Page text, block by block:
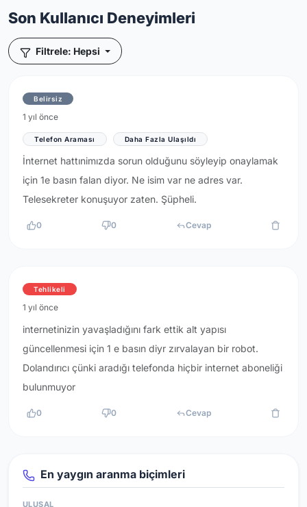
Son Kullanıcı Deneyimleri
Filtrele: Hepsi
Belirsiz
1 yıl önce
Telefon Araması Daha Fazla Ulaşıldı
İnternet hattınimızda sorun olduğunu söyleyip onaylamak
için 1e basın falan diyor. Ne isim var ne adres var.
Telesekreter konuşuyor zaten. Şüpheli.
0 0 Cevap
Tehlikeli
1 yıl önce
internetinizin yavaşladığını fark ettik alt yapısı
güncellenmesi için 1 e basın diyr zırvalayan bir robot.
Dolandırıcı çünki aradığı telefonda hiçbir internet aboneliği
bulunmuyor
0 0 Cevap
En yaygın aranma biçimleri
ULUSAL